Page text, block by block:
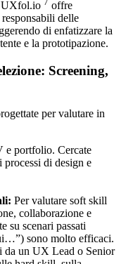
UXfol.io
offre
delle
di enfatizzare la
e la prototipazione.
Screening,
per valutare in
e portfolio. Cercate
processi di design e
Per valutare soft skill
collaborazione e
su scenari passati
sono molto efficaci.
da un UX Lead o Senior